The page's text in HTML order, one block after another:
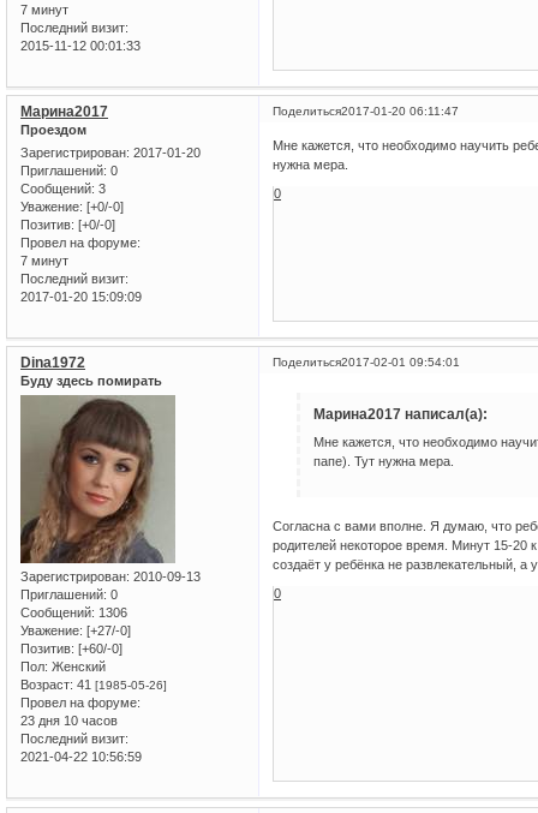
7 минут
Последний визит:
2015-11-12 00:01:33
Поделиться2017-01-20 06:11:47
Марина2017
Проездом
Зарегистрирован: 2017-01-20
Приглашений: 0
Сообщений: 3
Уважение: [+0/-0]
Позитив: [+0/-0]
Провел на форуме:
7 минут
Последний визит:
2017-01-20 15:09:09
Мне кажется, что необходимо научить
нужна мера.
0
Поделиться2017-02-01 09:54:01
Dina1972
Буду здесь помирать
Зарегистрирован: 2010-09-13
Приглашений: 0
Сообщений: 1306
Уважение: [+27/-0]
Позитив: [+60/-0]
Пол: Женский
Возраст: 41 [1985-05-26]
Провел на форуме:
23 дня 10 часов
Последний визит:
2021-04-22 10:56:59
Марина2017 написал(а):
Мне кажется, что необходимо
папе). Тут нужна мера.
Согласна с вами вполне. Я думаю, что
родителей некоторое время. Минут 15-20
создаёт у ребёнка не развлекательный, а
0